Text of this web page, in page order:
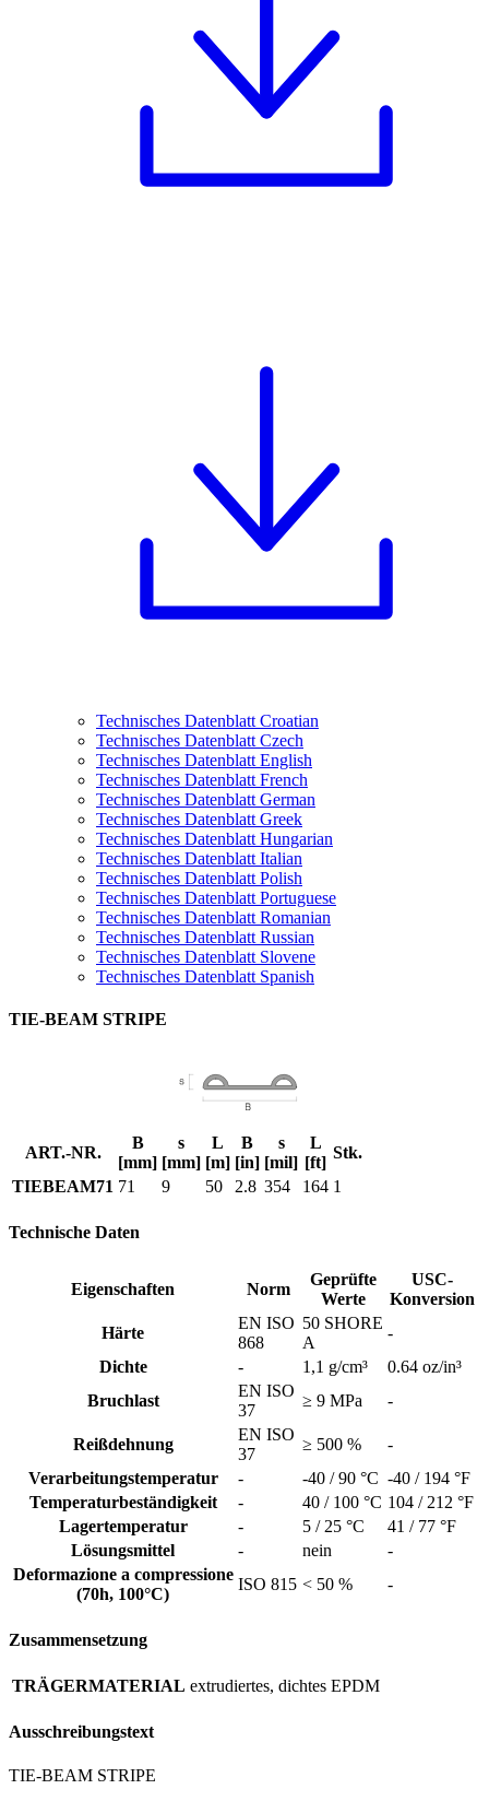
Technisches Datenblatt Croatian
Technisches Datenblatt Czech
Technisches Datenblatt English
Technisches Datenblatt French
Technisches Datenblatt German
Technisches Datenblatt Greek
Technisches Datenblatt Hungarian
Technisches Datenblatt Italian
Technisches Datenblatt Polish
Technisches Datenblatt Portuguese
Technisches Datenblatt Romanian
Technisches Datenblatt Russian
Technisches Datenblatt Slovene
Technisches Datenblatt Spanish
TIE-BEAM STRIPE
ART.-NR.
B
[mm]
s
[mm]
L
[m]
B
[in]
s
[mil]
L
[ft]
Stk.
TIEBEAM71 71 9 50 2.8 354 164 1
Technische Daten
Eigenschaften Norm
Geprüfte
Werte
USC-
Konversion
Härte
EN ISO
868
50 SHORE
A
-
Dichte
- 1,1 g/cm³
0.64 oz/in³
Bruchlast
EN ISO
37
≥ 9 MPa -
Reißdehnung
EN ISO
37
≥ 500 %
-
Verarbeitungstemperatur
- -40 / 90 °C -40 / 194 °F
Temperaturbeständigkeit
- 40 / 100 °C 104 / 212 °F
Lagertemperatur
- 5 / 25 °C
41 / 77 °F
Lösungsmittel
- nein
-
Deformazione a compressione
(70h, 100°C)
ISO 815 < 50 % -
Zusammensetzung
TRÄGERMATERIAL extrudiertes, dichtes EPDM
Ausschreibungstext
TIE-BEAM STRIPE